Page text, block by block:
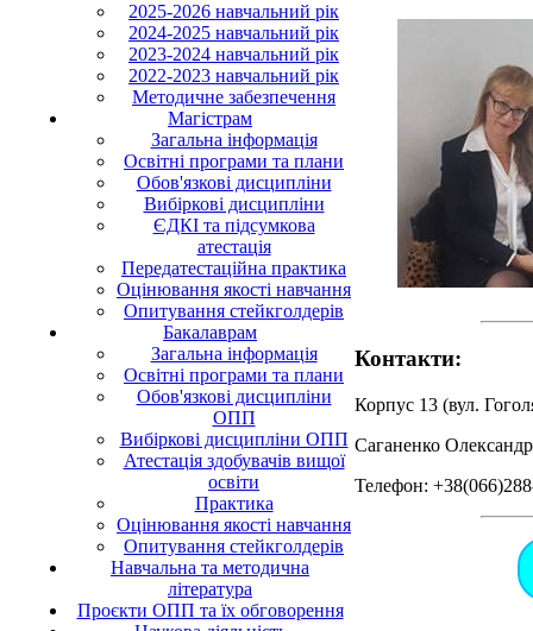
2025-2026 навчальний рік
2024-2025 навчальний рік
2023-2024 навчальний рік
2022-2023 навчальний рік
Методичне забезпечення
Магістрам
Загальна інформація
Освітні програми та плани
Обов'язкові дисципліни
Вибіркові дисципліни
ЄДКІ та підсумкова
атестація
Передатестаційна практика
Оцінювання якості навчання
Опитування стейкголдерів
Бакалаврам
Загальна інформація
Освітні програми та плани
Обов'язкові дисципліни
ОПП
Вибіркові дисципліни ОПП
Атестація здобувачів вищої
освіти
Практика
Оцінювання якості навчання
Опитування стейкголдерів
Навчальна та методична
література
Проєкти ОПП та їх обговорення
Контакти:
Корпус 13 (вул.
Саганенко
Телефон: